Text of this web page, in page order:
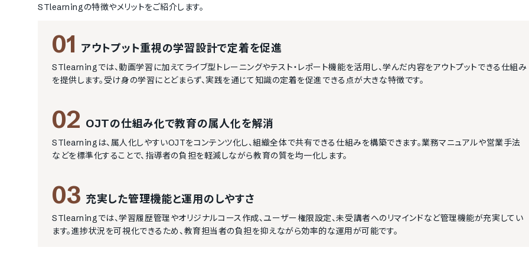
STlearningの特徴やメリットをご紹介します。
01 アウトプット重視の学習設計で定着を促進
STlearningでは、動画学習に加えてライブ型トレーニングやテスト・レポート機能を活用し、学んだ内容をアウトプットできる仕組み
を提供します。受け身の学習にとどまらず、実践を通じて知識の定着を促進できる点が大きな特徴です。
02 OJTの仕組み化で教育の属人化を解消
STlearningは、属人化しやすいOJTをコンテンツ化し、組織全体で共有できる仕組みを構築できます。業務マニュアルや営業手法
などを標準化することで、指導者の負担を軽減しながら教育の質を均一化します。
03 充実した管理機能と運用のしやすさ
STlearningでは、学習履歴管理やオリジナルコース作成、ユーザー権限設定、未受講者へのリマインドなど管理機能が充実してい
ます。進捗状況を可視化できるため、教育担当者の負担を抑えながら効率的な運用が可能です。